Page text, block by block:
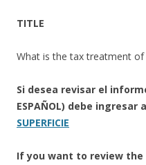
TITLE
What is the tax treatment
Si desea revisar el
ESPAÑOL) debe ingresar
SUPERFICIE
If you want to review the